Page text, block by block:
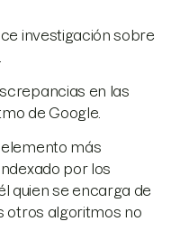
investigación sobre
en las
de Google.
más
por los
quien se encarga de
otros algoritmos no